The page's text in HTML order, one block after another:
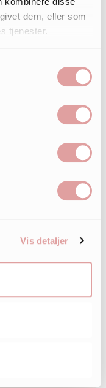
dem, eller som
tjenester.
Vis detaljer